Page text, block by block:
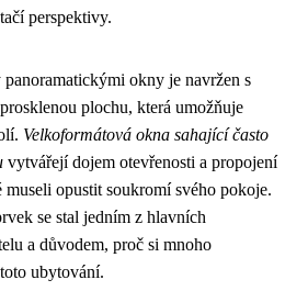
perspektivy.
okny je navržen s
plochu, která umožňuje
Velkoformátová okna sahající často
vytvářejí dojem otevřenosti a propojení
museli opustit soukromí svého pokoje.
se stal jedním z hlavních
a důvodem, proč si mnoho
ubytování.